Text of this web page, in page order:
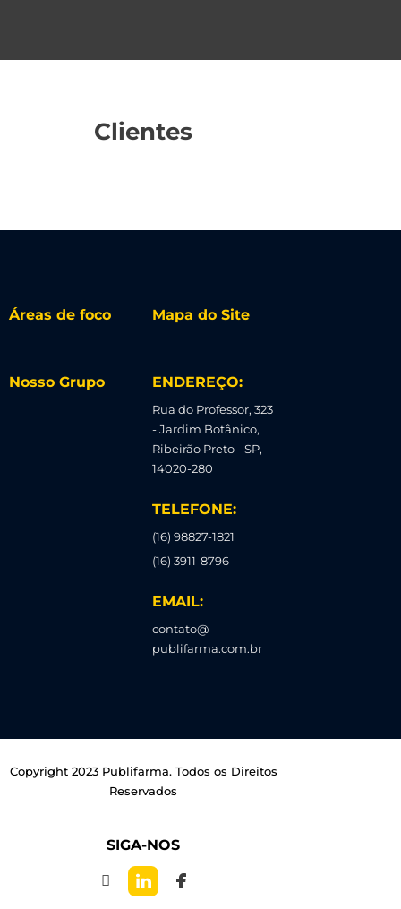
Clientes
Áreas de foco Mapa do Site
Nosso Grupo ENDEREÇO:
Rua do Professor, 323
- Jardim Botânico,
Ribeirão Preto - SP,
14020-280
TELEFONE:
(16) 98827-1821
(16) 3911-8796
EMAIL:
contato@
publifarma.com.br
Copyright 2023 Publifarma. Todos os Direitos
Reservados
SIGA-NOS